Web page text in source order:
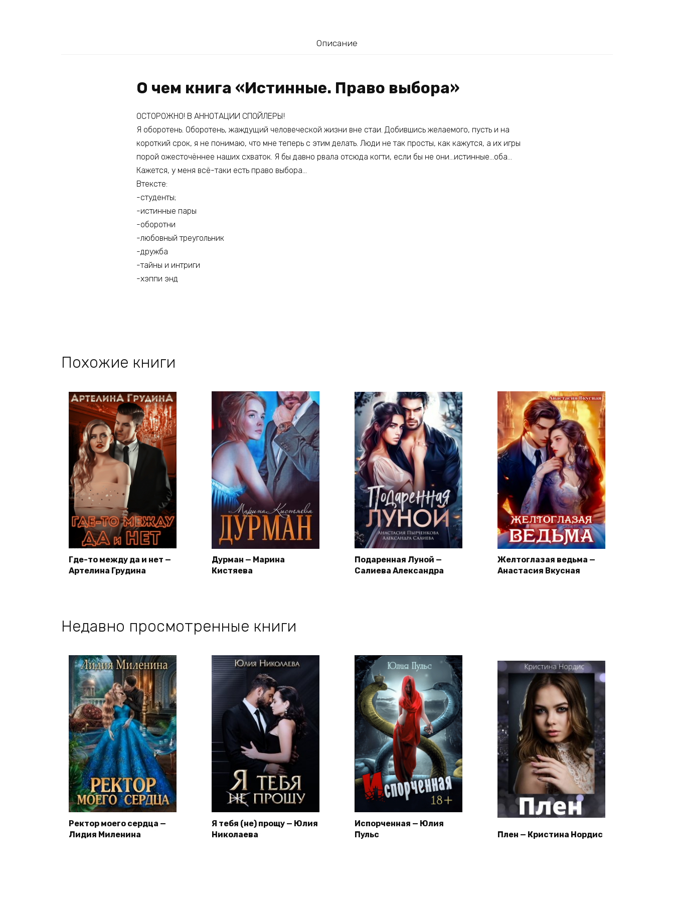
Описание
О чем книга «Истинные. Право выбора»
ОСТОРОЖНО! В АННОТАЦИИ СПОЙЛЕРЫ!
Я оборотень. Оборотень, жаждущий человеческой жизни вне стаи. Добившись желаемого, пусть и на
короткий срок, я не понимаю, что мне теперь с этим делать. Люди не так просты, как кажутся, а их игры
порой ожесточённее наших схваток. Я бы давно рвала отсюда когти, если бы не они…истинные…оба…
Кажется, у меня всё-таки есть право выбора…
Втексте:
-студенты;
-истинные пары
-оборотни
-любовный треугольник
-дружба
-тайны и интриги
-хэппи энд
Похожие книги
Где-то между да и нет —
Артелина Грудина
Дурман — Марина
Кистяева
Подаренная Луной —
Салиева Александра
Желтоглазая ведьма —
Анастасия Вкусная
Недавно просмотренные книги
Ректор моего сердца —
Лидия Миленина
Я тебя (не) прощу — Юлия
Николаева
Испорченная — Юлия
Пульс
Плен — Кристина Нордис